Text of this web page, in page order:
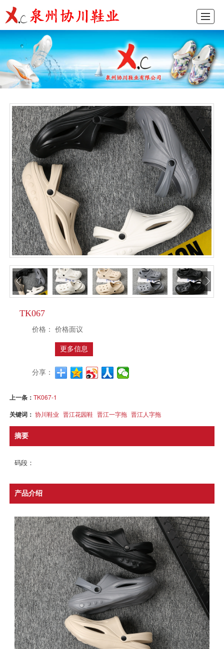
首页 产品展示 公司介绍 联系我们 ENGLISH
TK067
价格： 价格面议
更多信息
分享：
上一条：TK067-1
关键词：协川鞋业 晋江花园鞋 晋江一字拖 晋江人字拖
摘要
码段：
产品介绍